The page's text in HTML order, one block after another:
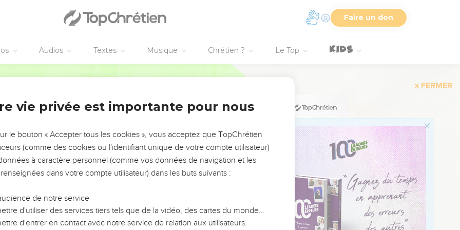
Faire un don
Audios Textes Musique Chrétien ? Le Top
avec nous dans notre corps l’agonie du [Seigneur] Jésus afin que la vie de Jésus soit
nous sommes sans cesse livrés à la mort à cause de Jésus afin que la vie de Jésus
en nous, et la vie en vous.
aussi nous croyons, et c'est pour cela que nous parlons.
celui qui a ressuscité le Seigneur Jésus nous ressuscitera aussi par Jésus et nous
sa présence.
cause de vous afin que la grâce, en se multipliant, fasse abonder la reconnaissance
à la gloire de Dieu.
perdons pas courage. Et même si notre être extérieur se détruit, notre être intérieur
jour.
vie privée est importante pour nous
le bouton « Accepter tous les cookies », vous acceptez que TopChrétien
(comme des cookies ou l'identifiant unique de votre compte utilisateur)
à caractère personnel (comme vos données de navigation et les
dans votre compte utilisateur) dans les buts suivants :
de notre service
d'utiliser des services tiers tels que de la vidéo, des cartes du monde…
d'entrer en contact avec notre service de relation aux utilisateurs.